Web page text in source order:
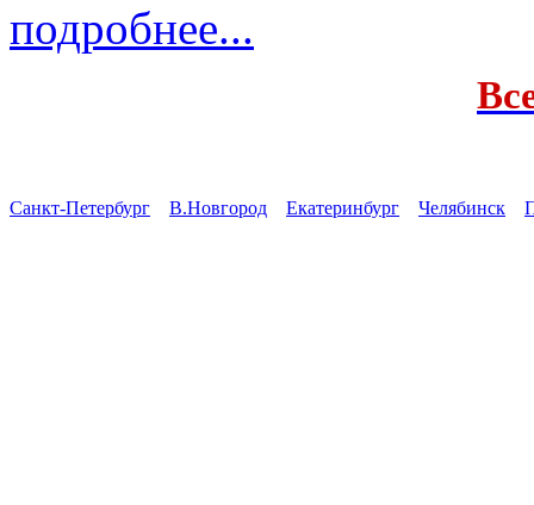
подробнее...
Санкт-Петербург В.Новгород Екатеринбург Челябинск